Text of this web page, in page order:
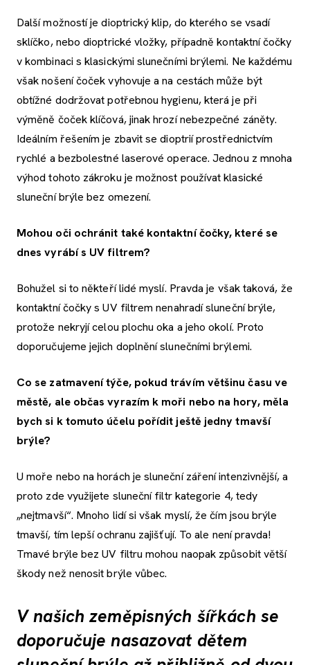
Další možností je dioptrický klip, do kterého se vsadí
sklíčko, nebo dioptrické vložky, případně kontaktní čočky
v kombinaci s klasickými slunečními brýlemi. Ne každému
však nošení čoček vyhovuje a na cestách může být
obtížné dodržovat potřebnou hygienu, která je při
výměně čoček klíčová, jinak hrozí nebezpečné záněty.
Ideálním řešením je zbavit se dioptrií prostřednictvím
rychlé a bezbolestné laserové operace. Jednou z mnoha
výhod tohoto zákroku je možnost používat klasické
sluneční brýle bez omezení.
Mohou oči ochránit také kontaktní čočky, které se
dnes vyrábí s UV filtrem?
Bohužel si to někteří lidé myslí. Pravda je však taková, že
kontaktní čočky s UV filtrem nenahradí sluneční brýle,
protože nekryjí celou plochu oka a jeho okolí. Proto
doporučujeme jejich doplnění slunečními brýlemi.
Co se zatmavení týče, pokud trávím většinu času ve
městě, ale občas vyrazím k moři nebo na hory, měla
bych si k tomuto účelu pořídit ještě jedny tmavší
brýle?
U moře nebo na horách je sluneční záření intenzivnější, a
proto zde využijete sluneční filtr kategorie 4, tedy
„nejtmavší“. Mnoho lidí si však myslí, že čím jsou brýle
tmavší, tím lepší ochranu zajišťují. To ale není pravda!
Tmavé brýle bez UV filtru mohou naopak způsobit větší
škody než nenosit brýle vůbec.
V našich zeměpisných šířkách se
doporučuje nasazovat dětem